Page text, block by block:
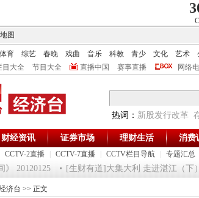
图
体育 综艺 春晚 戏曲 音乐 科教 青少 文化 艺术
目大全 节目大全 直播中国 赛事直播 网络
热词： 新股发行改革
CCTV-2直播 CCTV-7直播 CCTV栏目导航 专题汇总
财经资讯 证券市场 理财生活 消费
20120125 [生财有道]大集大利 走进湛江（下）
济台 >> 正文